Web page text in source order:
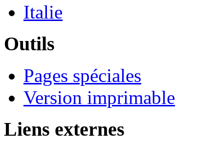
Italie
Outils
Pages spéciales
Version imprimable
Liens externes